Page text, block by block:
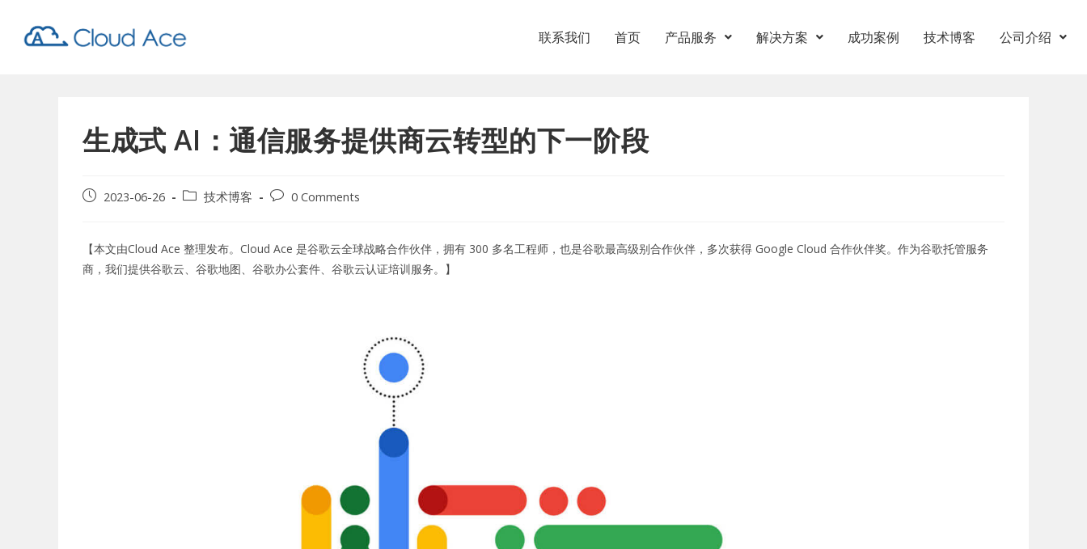
联系我们 首页 产品服务 解决方案 成功案例 技术博客 公司介绍
生成式 AI：通信服务提供商云转型的下一阶段
2023-06-26 技术博客 0 Comments
【本文由Cloud Ace 整理发布。Cloud Ace 是谷歌云全球战略合作伙伴，拥有 300 多名工程师，也是谷歌最高级别合作伙伴，多次获得 Google Cloud 合作伙伴奖。作为谷歌托管服务
商，我们提供谷歌云、 谷歌地图、 谷歌办公套件、 谷歌云认证培训服务。】